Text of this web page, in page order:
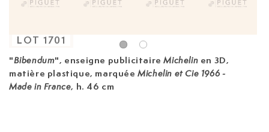
"Bibendum", enseigne publicitaireMichelin en 3D,
matière plastique, marquéeMichelin et Cie 1966 -
Made in France, h. 46 cm
LOT 1701